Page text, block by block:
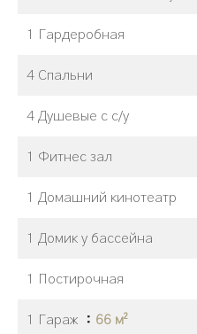
1 Гардеробная
4 Спальни
4 Душевые с с/у
1 Фитнес зал
1 Домашний кинотеатр
1 Домик у бассейна
1 Постирочная
1 Гараж 66 м²